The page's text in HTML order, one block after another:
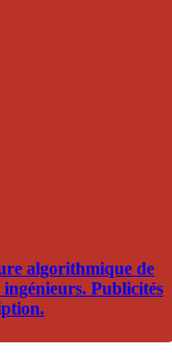
algorithmique de
ingénieurs. Publicités